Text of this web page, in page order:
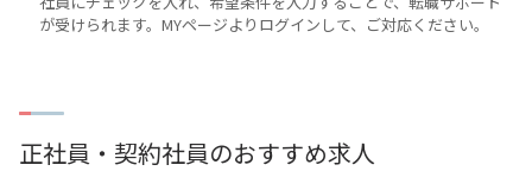
が受けられます。MYページよりログインして、ご対応ください。
正社員・契約社員のおすすめ求人